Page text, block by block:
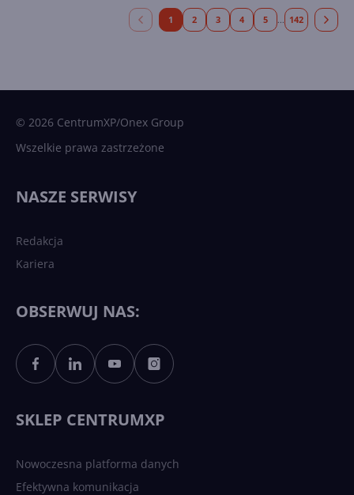
1 2 3 4 5 ... 142
© 2026 CentrumXP/Onex Group
Wszelkie prawa zastrzeżone
NASZE SERWISY
Redakcja
Kariera
OBSERWUJ NAS:
SKLEP CENTRUMXP
Nowoczesna platforma danych
Efektywna komunikacja